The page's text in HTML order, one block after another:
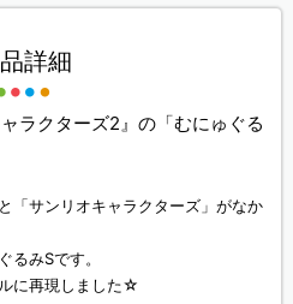
詳細
ラクターズ2』の「むにゅぐる
「サンリオキャラクターズ」がなか
るみSです。
に再現しました☆